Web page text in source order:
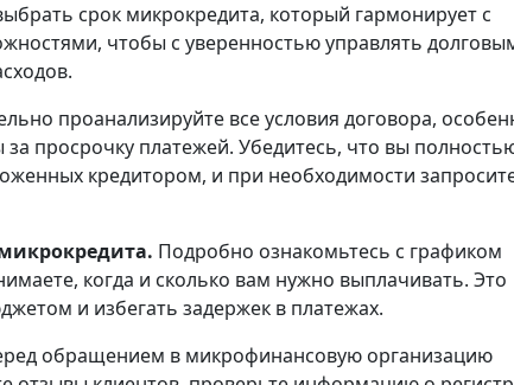
срок микрокредита, который гармонирует с
чтобы с уверенностью управлять
проанализируйте все условия договора,
просрочку платежей. Убедитесь, что вы
кредитором, и при необходимости
Подробно ознакомьтесь с графиком
когда и сколько вам нужно выплачивать. Это
и избегать задержек в платежах.
обращением в микрофинансовую организацию